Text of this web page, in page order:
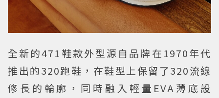
全新的471鞋款外型源自品牌在1970年代
推出的320跑鞋，在鞋型上保留了320流線
修長的輪廓，同時融入輕量EVA薄底設